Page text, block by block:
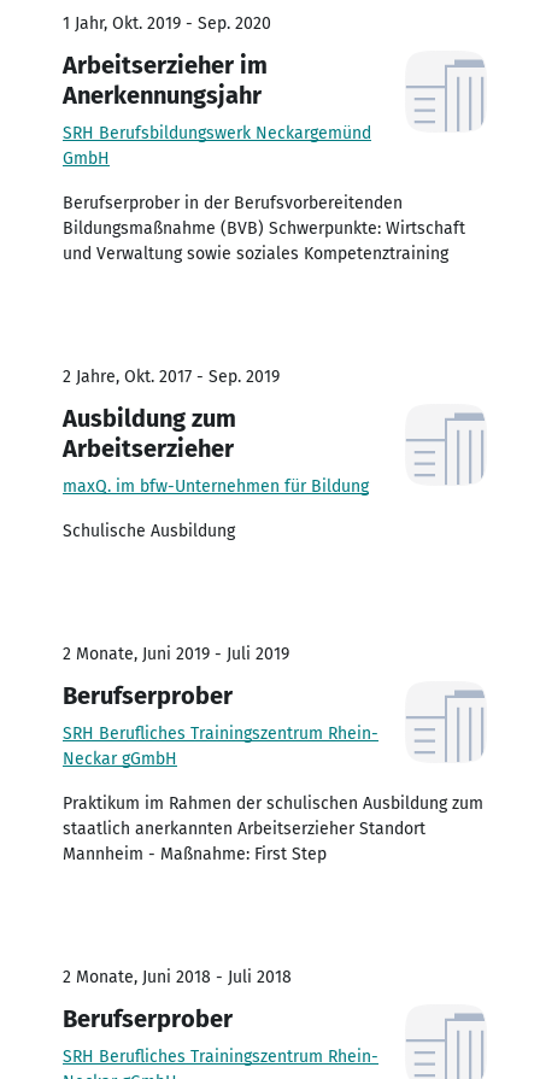
1 Jahr, Okt. 2019 - Sep. 2020
Arbeitserzieher im
Anerkennungsjahr
SRH Berufsbildungswerk Neckargemünd
GmbH
Berufserprober in der Berufsvorbereitenden
Bildungsmaßnahme (BVB) Schwerpunkte: Wirtschaft
und Verwaltung sowie soziales Kompetenztraining
2 Jahre, Okt. 2017 - Sep. 2019
Ausbildung zum
Arbeitserzieher
maxQ. im bfw-Unternehmen für Bildung
Schulische Ausbildung
2 Monate, Juni 2019 - Juli 2019
Berufserprober
SRH Berufliches Trainingszentrum Rhein-
Neckar gGmbH
Praktikum im Rahmen der schulischen Ausbildung zum
staatlich anerkannten Arbeitserzieher Standort
Mannheim - Maßnahme: First Step
2 Monate, Juni 2018 - Juli 2018
Berufserprober
SRH Berufliches Trainingszentrum Rhein-